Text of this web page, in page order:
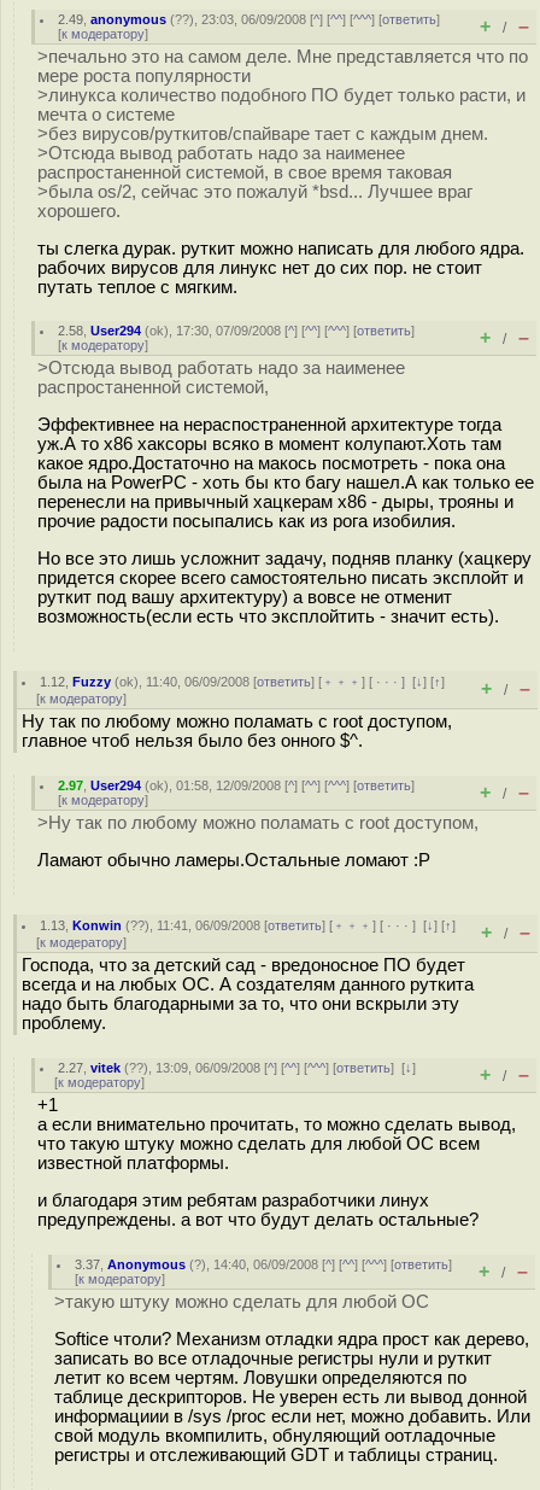
2.49 ,anonymous (??), 23:03, 06/09/2008 [^] [^^] [^^^] [ответить]
[к модератору] + / –
>печально это на самом деле. Мне представляется что по
мере роста популярности
>линукса количество подобного ПО будет только расти, и
мечта о системе
>без вирусов/руткитов/спайваре тает с каждым днем.
>Отсюда вывод работать надо за наименее
распростаненной системой, в свое время таковая
>была os/2, сейчас это пожалуй *bsd... Лучшее враг
хорошего.
ты слегка дурак. руткит можно написать для любого ядра.
рабочих вирусов для линукс нет до сих пор. не стоит
путать теплое с мягким.
2.58 ,User294 (ok), 17:30, 07/09/2008 [^] [^^] [^^^] [ответить]
[к модератору] + / –
>Отсюда вывод работать надо за наименее
распростаненной системой,
Эффективнее на нераспостраненной архитектуре тогда
уж.А то x86 хаксоры всяко в момент колупают.Хоть там
какое ядро.Достаточно на макось посмотреть - пока она
была на PowerPC - хоть бы кто багу нашел.А как только ее
перенесли на привычный хацкерам x86 - дыры, трояны и
прочие радости посыпались как из рога изобилия.
Но все это лишь усложнит задачу, подняв планку (хацкеру
придется скорее всего самостоятельно писать эксплойт и
руткит под вашу архитектуру) а вовсе не отменит
возможность(если есть что эксплойтить - значит есть).
1.12 ,Fuzzy (ok), 11:40, 06/09/2008 [ответить] [ ﹢﹢﹢] [ · · ·][↓] [↑]
[к модератору] + / –
Ну так по любому можно поламать с root доступом,
главное чтоб нельзя было без онного $^.
2.97 ,User294 (ok), 01:58, 12/09/2008 [^] [^^] [^^^] [ответить]
[к модератору] + / –
>Ну так по любому можно поламать с root доступом,
Ламают обычно ламеры.Остальные ломают :P
1.13 ,Konwin (??), 11:41, 06/09/2008 [ответить] [ ﹢﹢﹢] [ · · ·][↓] [↑]
[к модератору] + / –
Господа, что за детский сад - вредоносное ПО будет
всегда и на любых ОС. А создателям данного руткита
надо быть благодарными за то, что они вскрыли эту
проблему.
2.27 ,vitek (??), 13:09, 06/09/2008 [^] [^^] [^^^] [ответить][↓]
[к модератору] + / –
+1
а если внимательно прочитать, то можно сделать вывод,
что такую штуку можно сделать для любой ОС всем
известной платформы.
и благодаря этим ребятам разработчики линух
предупреждены. а вот что будут делать остальные?
3.37 ,Anonymous (?), 14:40, 06/09/2008 [^] [^^] [^^^] [ответить]
[к модератору] + / –
>такую штуку можно сделать для любой ОС
Softice чтоли? Механизм отладки ядра прост как дерево,
записать во все отладочные регистры нули и руткит
летит ко всем чертям. Ловушки определяются по
таблице дескрипторов. Не уверен есть ли вывод донной
информациии в /sys /proc если нет, можно добавить. Или
свой модуль вкомпилить, обнуляющий оотладочные
регистры и отслеживающий GDT и таблицы страниц.